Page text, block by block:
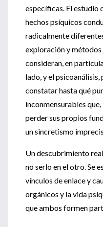
específicas. El estudio
hechos psíquicos
radicalmente
exploración y métodos
consideran, en
lado, y el
constatar hasta qué
inconmensurables
perder sus propios
un sincretismo
Un descubrimiento
no serlo en el otro. Se
vínculos de enlace y
orgánicos y la vida
que ambos formen